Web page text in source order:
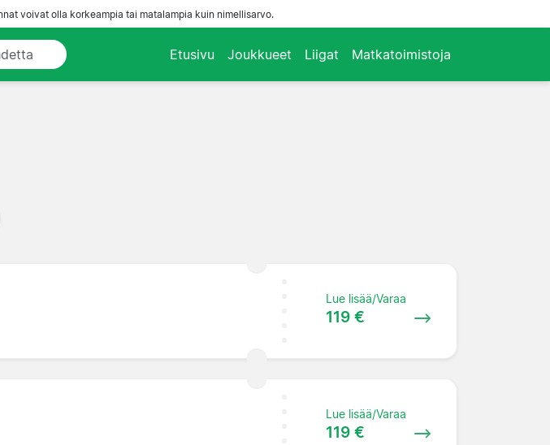
voivat olla korkeampia tai matalampia kuin nimellisarvo.
Etusivu Joukkueet Liigat Matkatoimistoja
Lue lisää/Varaa
119 €
Lue lisää/Varaa
119 €